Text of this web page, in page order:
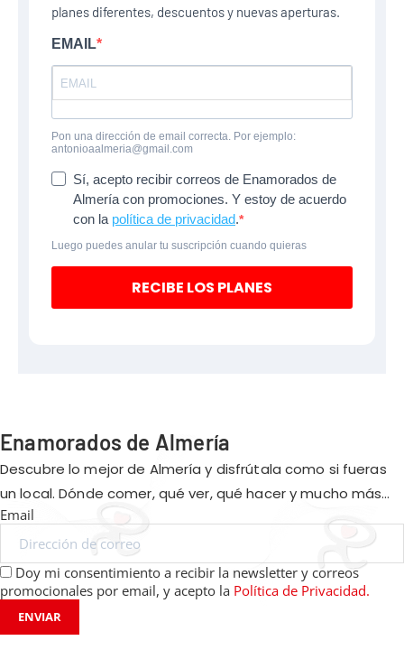
planes diferentes, descuentos y nuevas aperturas.
EMAIL
Pon una dirección de email correcta. Por ejemplo:
antonioaalmeria@gmail.com
Sí, acepto recibir correos de Enamorados de
Almería con promociones. Y estoy de acuerdo
con la política de privacidad.
Luego puedes anular tu suscripción cuando quieras
RECIBE LOS PLANES
Enamorados de Almería
Descubre lo mejor de Almería y disfrútala como si fueras
un local. Dónde comer, qué ver, qué hacer y mucho más…
Email
Doy mi consentimiento a recibir la newsletter y correos
promocionales por email, y acepto la Política de Privacidad.
ENVIAR